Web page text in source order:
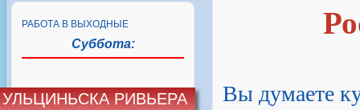
РАБОТА В ВЫХОДНЫЕ
Суббота:
УЛЬЦИНЬСКА РИВЬЕРА
Вы думаете